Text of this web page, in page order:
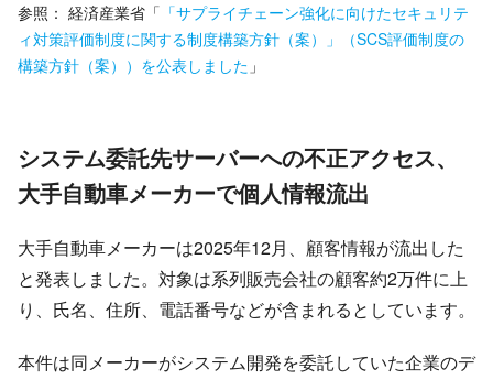
参照： 経済産業省 「 「サプライチェーン強化に向けたセキュリテ
ィ対策評価制度に関する制度構築方針（案）」（SCS評価制度の
構築方針（案））を公表しました 」
システム委託先サーバーへの不正アクセス、
大手自動車メーカーで個人情報流出
大手自動車メーカーは2025年12月、顧客情報が流出した
と発表しました。対象は系列販売会社の顧客約2万件に上
り、氏名、住所、電話番号などが含まれるとしています。
本件は同メーカーがシステム開発を委託していた企業のデ